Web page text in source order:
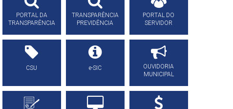
PORTAL DA
TRANSPARÊNCIA
TRANSPARÊNCIA
PREVIDÊNCIA
PORTAL DO
SERVIDOR
CSU e-SIC
OUVIDORIA
MUNICIPAL